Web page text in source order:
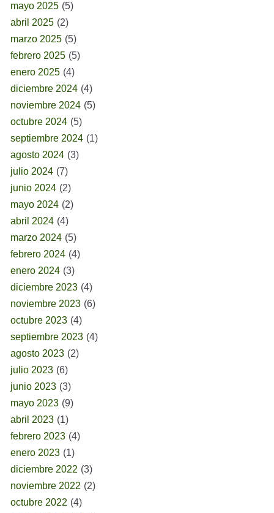
mayo 2025 (5)
abril 2025 (2)
marzo 2025 (5)
febrero 2025 (5)
enero 2025 (4)
diciembre 2024 (4)
noviembre 2024 (5)
octubre 2024 (5)
septiembre 2024 (1)
agosto 2024 (3)
julio 2024 (7)
junio 2024 (2)
mayo 2024 (2)
abril 2024 (4)
marzo 2024 (5)
febrero 2024 (4)
enero 2024 (3)
diciembre 2023 (4)
noviembre 2023 (6)
octubre 2023 (4)
septiembre 2023 (4)
agosto 2023 (2)
julio 2023 (6)
junio 2023 (3)
mayo 2023 (9)
abril 2023 (1)
febrero 2023 (4)
enero 2023 (1)
diciembre 2022 (3)
noviembre 2022 (2)
octubre 2022 (4)